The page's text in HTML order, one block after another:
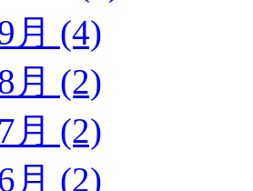
月 (4)
月 (2)
月 (2)
月 (2)